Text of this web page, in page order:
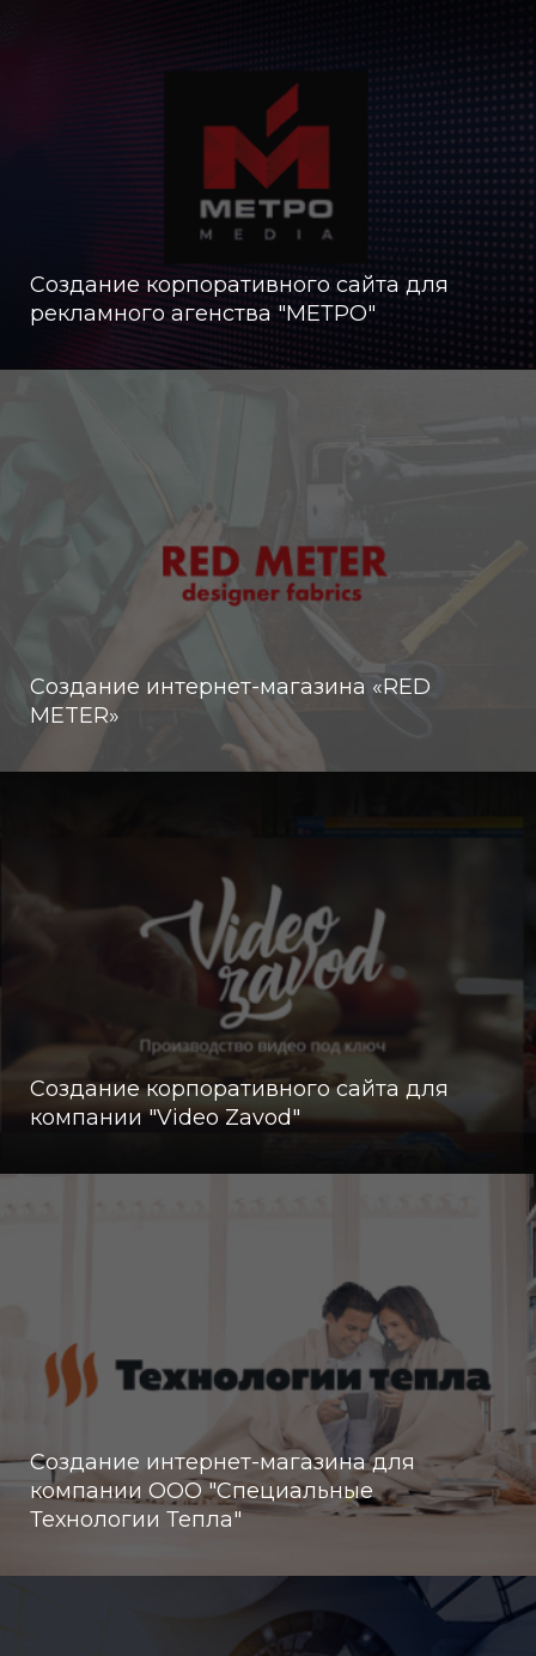
Создание корпоративного сайта для
рекламного агенства "МЕТРО"
Создание интернет-магазина «RED
METER»
Создание корпоративного сайта для
компании "Video Zavod"
Создание интернет-магазина для
компании ООО "Cпециальные
Технологии Тепла"